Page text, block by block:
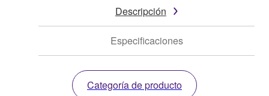
Descripción
Especificaciones
Categoría de producto